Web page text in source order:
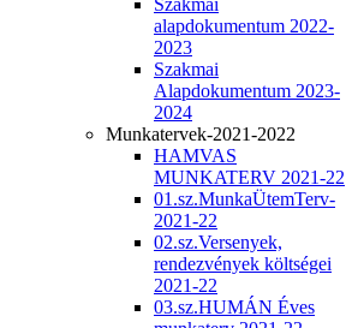
Szakmai
alapdokumentum 2022-
2023
Szakmai
Alapdokumentum 2023-
2024
Munkatervek-2021-2022
HAMVAS
MUNKATERV 2021-22
01.sz.MunkaÜtemTerv-
2021-22
02.sz.Versenyek,
rendezvények költségei
2021-22
03.sz.HUMÁN Éves